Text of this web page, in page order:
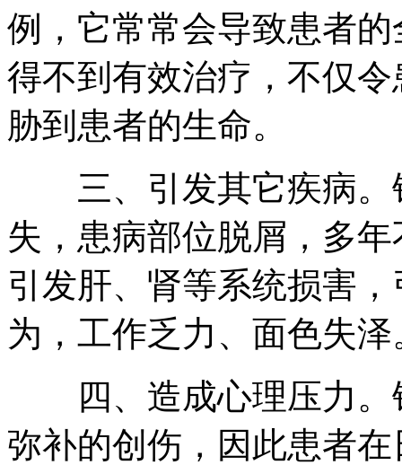
例，它常常会导致患者
得不到有效治疗，不仅
胁到患者的生命。
三、引发其它疾病。
失，患病部位脱屑，多
引发肝、肾等系统损害
为，工作乏力、面色失泽
四、造成心理压力。
弥补的创伤，因此患者